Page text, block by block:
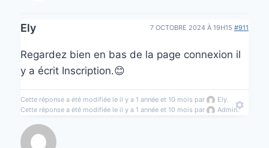
Ely 7 OCTOBRE 2024 À 19H15 #911
Regardez bien en bas de la page connexion il
y a écrit Inscription.😊
Cette réponse a été modifiée le il y a 1 année et 10 mois par Ely.
Cette réponse a été modifiée le il y a 1 année et 10 mois par
Admin.